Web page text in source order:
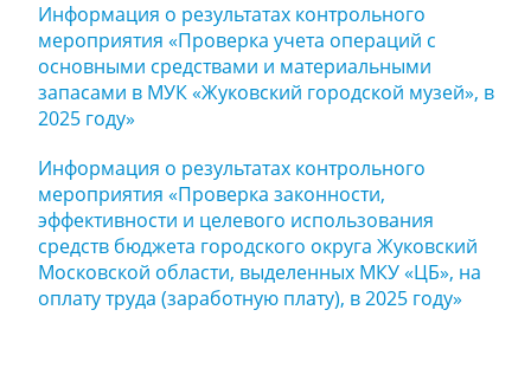
Информация о результатах контрольного
мероприятия «Проверка учета операций с
основными средствами и материальными
запасами в МУК «Жуковский городской музей», в
2025 году»
Информация о результатах контрольного
мероприятия «Проверка законности,
эффективности и целевого использования
средств бюджета городского округа Жуковский
Московской области, выделенных МКУ «ЦБ», на
оплату труда (заработную плату), в 2025 году»